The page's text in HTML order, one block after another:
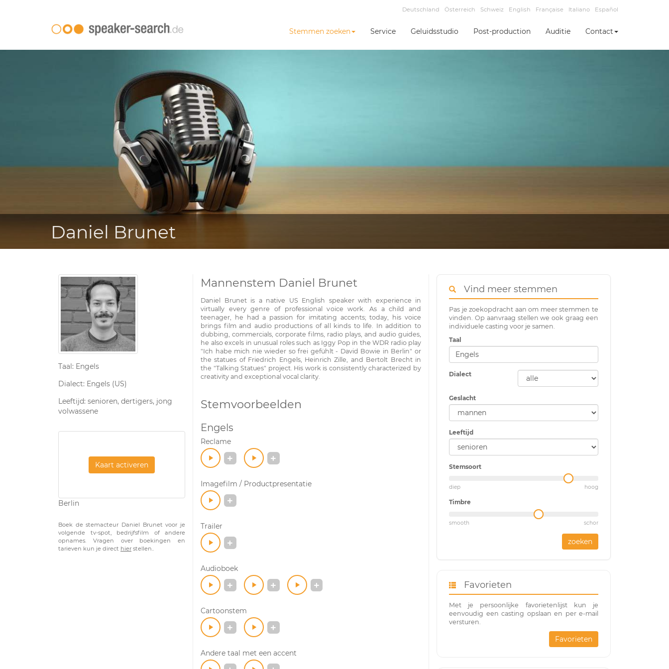
Deutschland Österreich Schweiz English Française Italiano Español
Stemmen zoeken Service Geluidsstudio Post-production Auditie Contact
Daniel Brunet
Taal: Engels
Dialect: Engels (US)
Leeftijd: senioren, dertigers, jong
volwassene
Kaart activeren
Berlin
Boek de stemacteur Daniel Brunet voor je
volgende tv-spot, bedrijfsfilm of andere
opnames. Vragen over boekingen en
tarieven kun je direct hier stellen..
Mannenstem Daniel Brunet
Daniel Brunet is a native US English speaker with experience in
virtually every genre of professional voice work. As a child and
teenager, he had a passion for imitating accents; today, his voice
brings film and audio productions of all kinds to life. In addition to
dubbing, commercials, corporate films, radio plays, and audio guides,
he also excels in unusual roles such as Iggy Pop in the WDR radio play
"Ich habe mich nie wieder so frei gefühlt - David Bowie in Berlin" or
the statues of Friedrich Engels, Heinrich Zille, and Bertolt Brecht in
the "Talking Statues" project. His work is consistently characterized by
creativity and exceptional vocal clarity.
Stemvoorbeelden
Engels
Reclame
Imagefilm / Productpresentatie
Trailer
Audioboek
Cartoonstem
Andere taal met een accent
Vind meer stemmen
Pas je zoekopdracht aan om meer stemmen te
vinden. Op aanvraag stellen we ook graag een
individuele casting voor je samen.
Taal
Dialect
Geslacht
Leeftijd
Stemsoort
diep hoog
Timbre
smooth schor
zoeken
Favorieten
Met je persoonlijke favorietenlijst kun je
eenvoudig een casting opslaan en per e-mail
versturen.
Favorieten